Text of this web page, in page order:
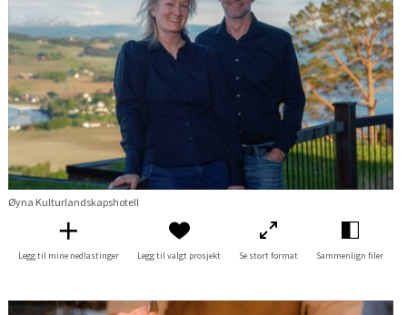
Øyna Kulturlandskapshotell
Legg til mine nedlastinger Legg til valgt prosjekt Se stort format Sammenlign filer